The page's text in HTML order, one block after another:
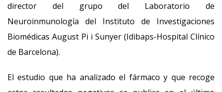
director del grupo del Laboratorio de
Neuroinmunología del Instituto de Investigaciones
Biomédicas August Pi i Sunyer (Idibaps-Hospital Clínico
de Barcelona).
El estudio que ha analizado el fármaco y que recoge